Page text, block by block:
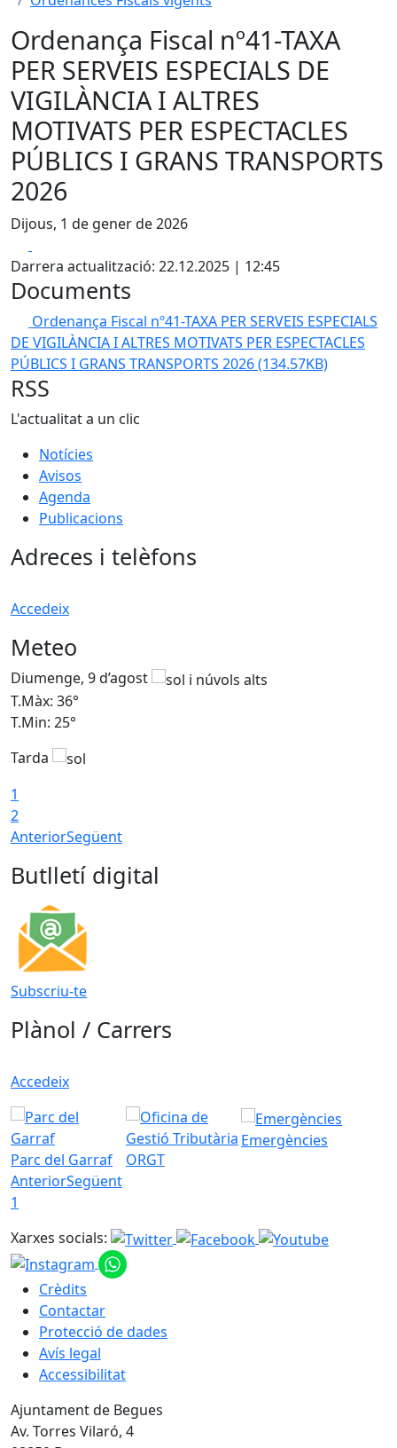
Ordenança Fiscal nº41-TAXA
PER SERVEIS ESPECIALS DE
VIGILÀNCIA I ALTRES
MOTIVATS PER ESPECTACLES
PÚBLICS I GRANS TRANSPORTS
2026
Dijous, 1 de gener de 2026
Darrera actualització: 22.12.2025 | 12:45
Documents
Ordenança Fiscal nº41-TAXA PER SERVEIS ESPECIALS
DE VIGILÀNCIA I ALTRES MOTIVATS PER ESPECTACLES
PÚBLICS I GRANS TRANSPORTS 2026(134.57KB)
RSS
L'actualitat a un clic
Notícies
Avisos
Agenda
Publicacions
Adreces i telèfons
Accedeix
Meteo
Diumenge, 9 d’agost
T.Màx: 36°
T.Min: 25°
Tarda
1
2
AnteriorSegüent
Butlletí digital
Subscriu-te
Plànol / Carrers
Accedeix
Parc del Garraf ORGT
Emergències
AnteriorSegüent
1
Xarxes socials:
Crèdits
Contactar
Protecció de dades
Avís legal
Accessibilitat
Ajuntament de Begues
Av. Torres Vilaró, 4